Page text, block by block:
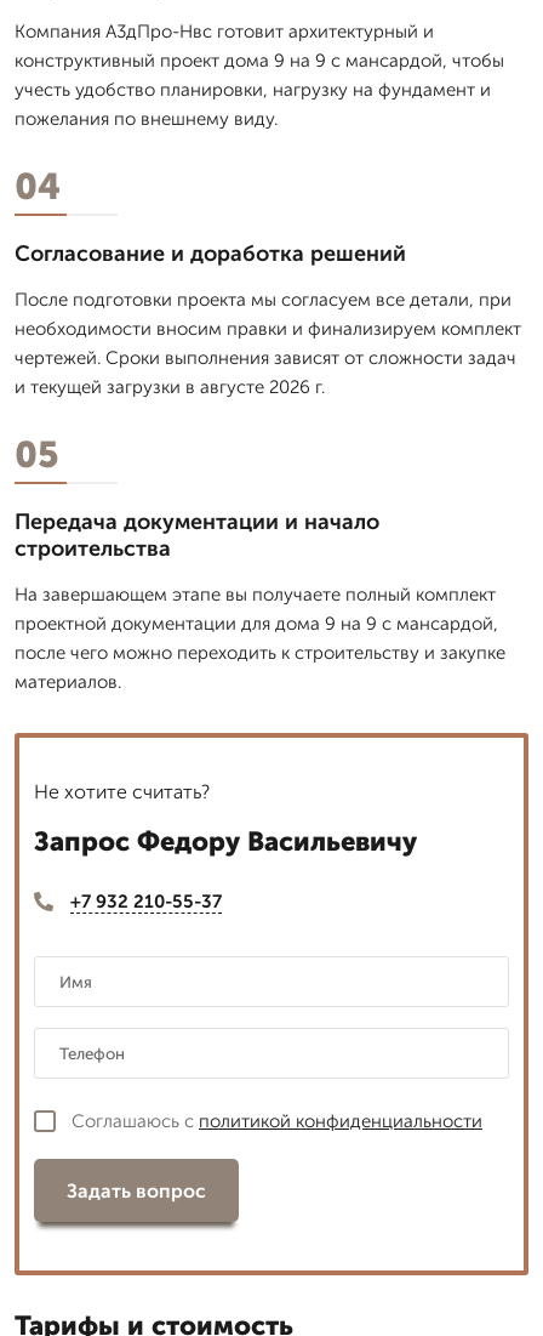
Компания А3дПро-Нвс готовит архитектурный и
конструктивный проект дома 9 на 9 с мансардой, чтобы
учесть удобство планировки, нагрузку на фундамент и
пожелания по внешнему виду.
04
Согласование и доработка решений
После подготовки проекта мы согласуем все детали, при
необходимости вносим правки и финализируем комплект
чертежей. Сроки выполнения зависят от сложности задач
и текущей загрузки в августе 2026 г.
05
Передача документации и начало
строительства
На завершающем этапе вы получаете полный комплект
проектной документации для дома 9 на 9 с мансардой,
после чего можно переходить к строительству и закупке
материалов.
Не хотите считать?
Запрос Федору Васильевичу
+7 932 210-55-37
Соглашаюсь с политикой конфиденциальности
Задать вопрос
Тарифы и стоимость